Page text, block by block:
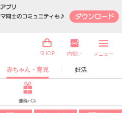
赤ちゃん・育児 妊活
SHOP 内祝い メニュー
優待パス